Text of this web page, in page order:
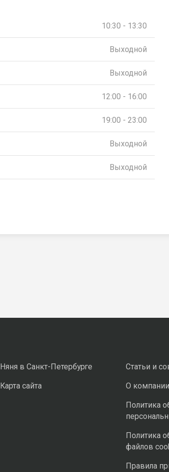
10:30 - 13:30
Выходной
Выходной
12:00 - 16:00
19:00 - 23:00
Выходной
Выходной
Няня в Санкт-Петербурге
Карта сайта
Статьи и
О компании
Политика
Политика
файлов
Правила